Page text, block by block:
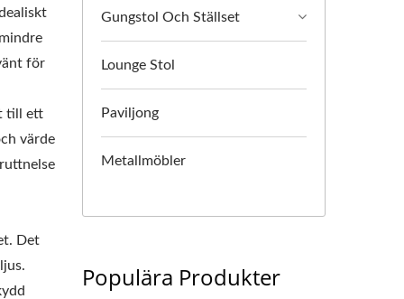
för
till ett
värde
Det
Gungstol Och Ställset
Lounge Stol
Paviljong
Metallmöbler
Populära Produkter